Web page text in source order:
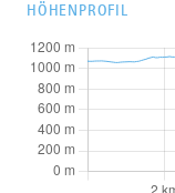
HÖHENPROFIL